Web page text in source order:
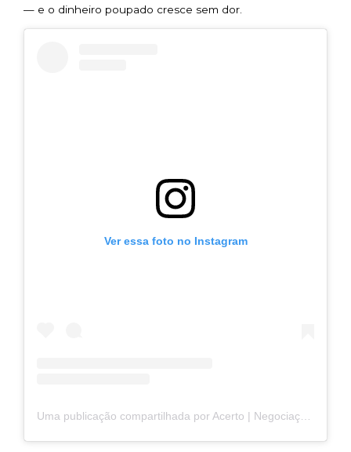
— e o dinheiro poupado cresce sem dor.
Ver essa foto no Instagram